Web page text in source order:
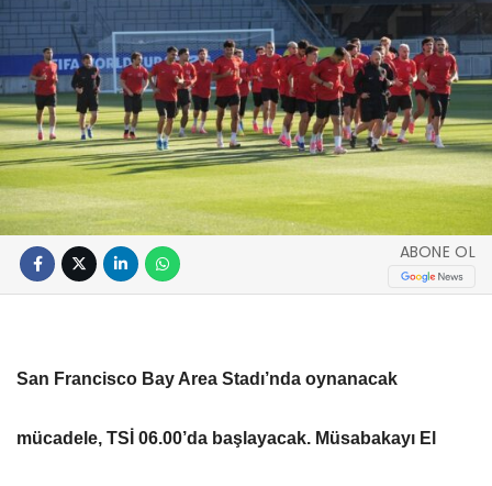
ABONE OL
San Francisco Bay Area Stadı’nda oynanacak
mücadele, TSİ 06.00’da başlayacak. Müsabakayı El